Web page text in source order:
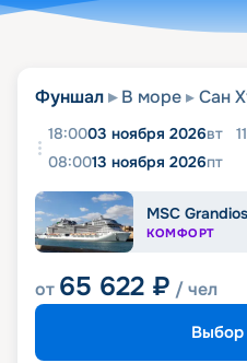
Фуншал В море Сан
18:0003 ноября 2026вт 11
08:0013 ноября 2026пт
MSC
КОМФОРТ
от 65 622 ₽ / чел
Выбор